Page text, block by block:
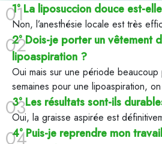
1° La liposuccion douce est-
Non, l’anesthésie locale est très
2° Dois-je porter un vêtement
lipoaspiration ?
Oui mais sur une période
semaines pour une lipoaspiration,
3° Les résultats sont-ils
Oui, la graisse aspirée est
4° Puis-je reprendre mon